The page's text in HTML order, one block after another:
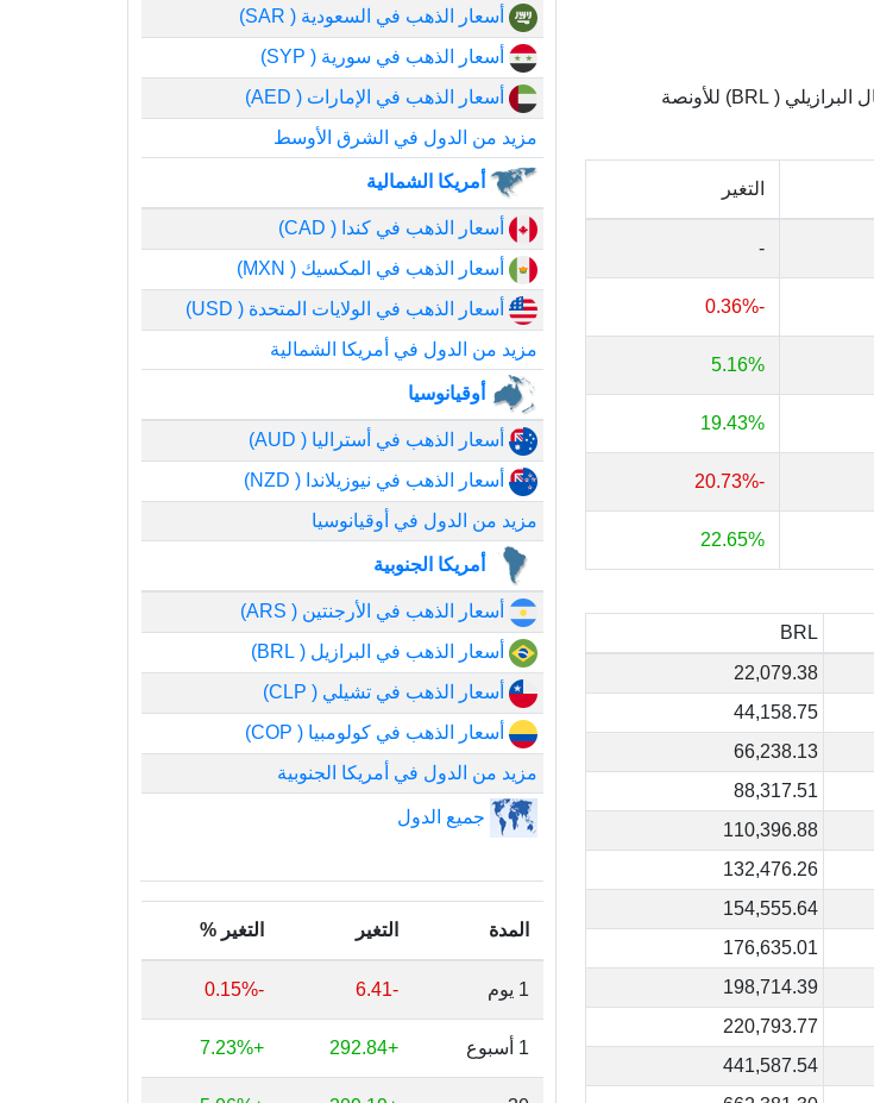
يعرض الجدول التالي تغييرات أسعار الذهب في البرازيل في السنه الاخيره بالريال البرازيلي ( BRL) للأونصة
التغير
-
-0.36%
5.16%
19.43%
-20.73%
22.65%
BRL
22,079.38
44,158.75
66,238.13
88,317.51
110,396.88
132,476.26
154,555.64
176,635.01
198,714.39
220,793.77
441,587.54
أسعار الذهب في السعودية ( SAR)
أسعار الذهب في سورية ( SYP)
أسعار الذهب في الإمارات ( AED)
مزيد من الدول في الشرق الأوسط
أمريكا الشمالية
أسعار الذهب في كندا ( CAD)
أسعار الذهب في المكسيك ( MXN)
أسعار الذهب في الولايات المتحدة ( USD)
مزيد من الدول في أمريكا الشمالية
أوقيانوسيا
أسعار الذهب في أستراليا ( AUD)
أسعار الذهب في نيوزيلاندا ( NZD)
مزيد من الدول في أوقيانوسيا
أمريكا الجنوبية
أسعار الذهب في الأرجنتين ( ARS)
أسعار الذهب في البرازيل ( BRL)
أسعار الذهب في تشيلي ( CLP)
أسعار الذهب في كولومبيا ( COP)
مزيد من الدول في أمريكا الجنوبية
جميع الدول
المدة التغير التغير %
1 يوم -6.41
-0.15%
1 أسبوع +292.84
+7.23%